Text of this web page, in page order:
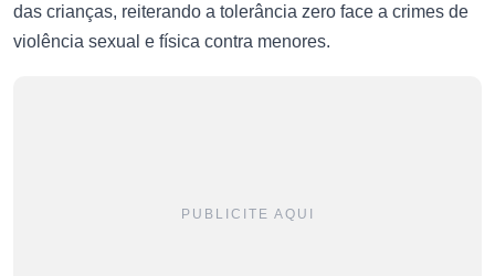
das crianças, reiterando a tolerância zero face a crimes de
violência sexual e física contra menores.
PUBLICITE AQUI